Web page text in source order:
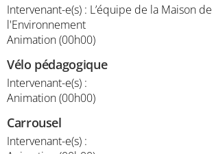
Intervenant-e(s) : L’équipe de la Maison de
l'Environnement
Animation (00h00)
Vélo pédagogique
Intervenant-e(s) :
Animation (00h00)
Carrousel
Intervenant-e(s) :